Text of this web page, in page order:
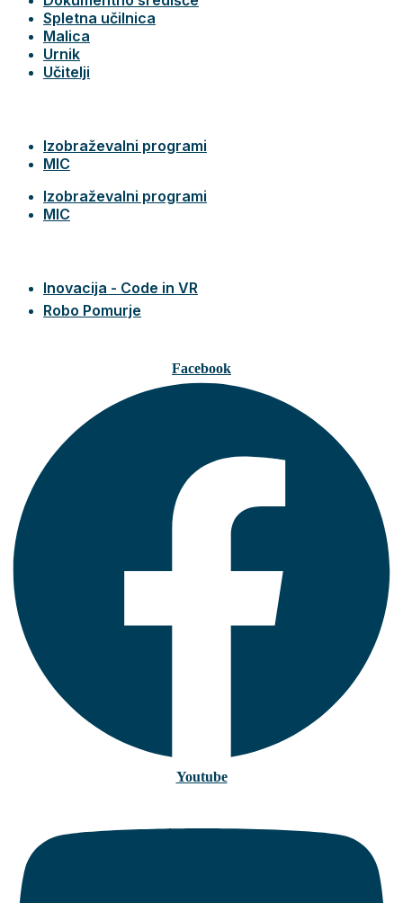
Spletna učilnica
Malica
Urnik
Učitelji
Izobraževalni programi
MIC
Izobraževalni programi
MIC
Inovacija - Code in VR
Robo Pomurje
Facebook
Youtube